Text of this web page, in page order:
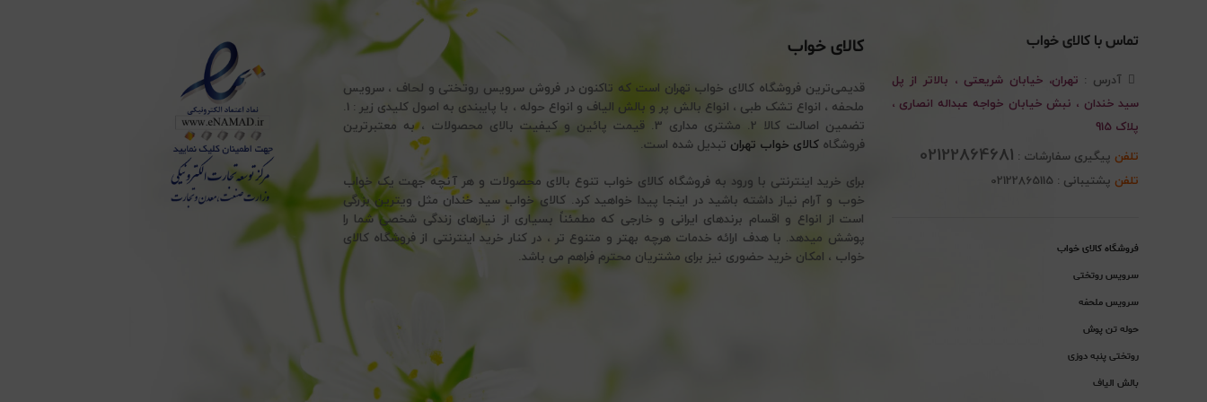
تماس با کالای خواب
آدرس : تهران، خیابان شریعتی ، بالاتر از پل
سید خندان ، نبش خیابان خواجه عبداله انصاری ،
پلاک 915
تلفن پیگیری سفارشات : 02122864681
تلفن پشتیبانی : 02122865115
فروشگاه کالای خواب
سرویس روتختی
سرویس ملحفه
حوله تن پوش
روتختی پنبه دوزی
بالش الیاف
کالای خواب
قدیمی‌ترین فروشگاه کالای خواب تهران است که تاکنون در فروش سرویس روتختی و لحاف ، سرویس
ملحفه ، انواع تشک طبی ، انواع بالش پر و بالش الیاف و انواع حوله ، با پایبندی به اصول کلیدی زیر : 1.
تضمین اصالت کالا 2. مشتری مداری 3. قیمت پائین و کیفیت بالای محصولات ، به معتبرترین
فروشگاهکالای خواب تهران تبدیل شده است.
برای خرید اینترنتی با ورود به فروشگاه کالای خواب تنوع بالای محصولات و هر آنچه جهت یک خواب
خوب و آرام نیاز داشته باشید در اینجا پیدا خواهید کرد. کالای خواب سید خندان مثل ویترین بزرگی
است از انواع و اقسام برندهای ایرانی و خارجی که مطمئناً بسیاری از نیازهای زندگی شخصی شما را
پوشش میدهد. با هدف ارائه خدمات هرچه بهتر و متنوع تر ، در کنار خرید اینترنتی از فروشگاه کالای
خواب ، امکان خرید حضوری نیز برای مشتریان محترم فراهم می باشد.